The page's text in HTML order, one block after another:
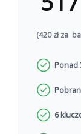
(420 zł za
Ponad
6